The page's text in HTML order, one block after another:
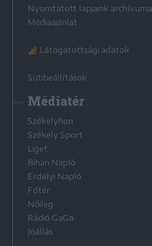
Nyomtatott lapjaink archívuma
Médiaajánlat
Látogatottsági adatok
Sütibeállítások
Médiatér
Székelyhon
Székely Sport
Liget
Bihari Napló
Erdélyi Napló
Főtér
Nőileg
Rádió GaGa
Jóállás